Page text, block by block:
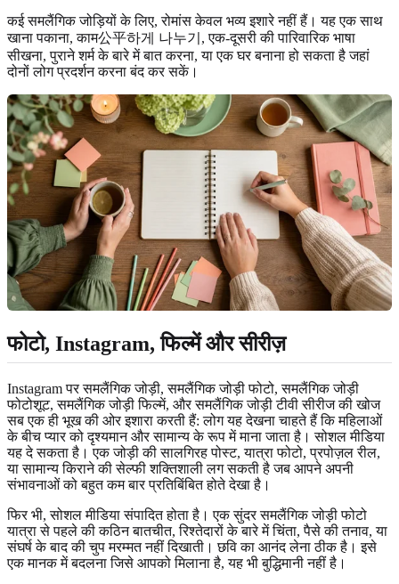
कई समलैंगिक जोड़ियों के लिए, रोमांस केवल भव्य इशारे नहीं हैं। यह एक साथ
खाना पकाना, काम公平하게 나누기, एक-दूसरी की पारिवारिक भाषा
सीखना, पुराने शर्म के बारे में बात करना, या एक घर बनाना हो सकता है जहां
दोनों लोग प्रदर्शन करना बंद कर सकें।
फोटो, Instagram, फिल्में और सीरीज़
Instagram पर समलैंगिक जोड़ी, समलैंगिक जोड़ी फोटो, समलैंगिक जोड़ी
फोटोशूट, समलैंगिक जोड़ी फिल्में, और समलैंगिक जोड़ी टीवी सीरीज की खोज
सब एक ही भूख की ओर इशारा करती हैं: लोग यह देखना चाहते हैं कि महिलाओं
के बीच प्यार को दृश्यमान और सामान्य के रूप में माना जाता है। सोशल मीडिया
यह दे सकता है। एक जोड़ी की सालगिरह पोस्ट, यात्रा फोटो, प्रपोज़ल रील,
या सामान्य किराने की सेल्फी शक्तिशाली लग सकती है जब आपने अपनी
संभावनाओं को बहुत कम बार प्रतिबिंबित होते देखा है।
फिर भी, सोशल मीडिया संपादित होता है। एक सुंदर समलैंगिक जोड़ी फोटो
यात्रा से पहले की कठिन बातचीत, रिश्तेदारों के बारे में चिंता, पैसे की तनाव, या
संघर्ष के बाद की चुप मरम्मत नहीं दिखाती। छवि का आनंद लेना ठीक है। इसे
एक मानक में बदलना जिसे आपको मिलाना है, यह भी बुद्धिमानी नहीं है।